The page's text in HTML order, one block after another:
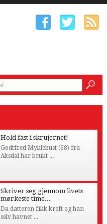
Hold fast i skrujernet!
Godtfred Myklebust (68) fra
Aksdal har brukt ...
Skriver seg gjennom livets
mørkeste time...
Da datteren fikk kreft og han
selv havnet ...